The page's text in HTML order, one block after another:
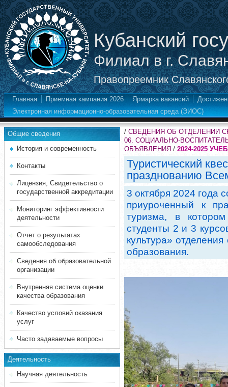
Кубанский
Филиал в г.
Правопреемник
Главная Приемная кампания 2026 Ярмарка вакансий
Электронная информационно-образовательная среда (ЭИОС)
Общие сведения
История и современность
Контакты
Лицензия, Свидетельство о
государственной аккредитации
Мониторинг эффективности
деятельности
Отчет о результатах
самообследования
Сведения об образовательной
организации
Внутренняя система оценки
качества образования
Качество условий оказания
услуг
Часто задаваемые вопросы
Деятельность
Научная деятельность
/ СВЕДЕНИЯ ОБ ОТДЕЛЕНИИ
06. СОЦИАЛЬНО-
ОБЪЯВЛЕНИЯ / 2024-2025
Туристический
празднованию
3 октября 2024 года
приуроченный к
туризма, в
студенты 2 и 3
культура»
образования.